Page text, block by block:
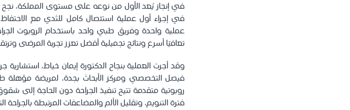
في إنجاز يُعد الأول من نوعه على مستوى المملكة،
في إجراء أول عملية استئصال كامل للثدي مع الاحتفاظ
عملية واحدة وفريق طبي واحد باستخدام الروبوت
تعافيًا أسرع ونتائج تجميلية أفضل تعزز تجربة المرضى
وقد أجرت العملية بنجاح الدكتورة إيمان خياط، استشارية
فيصل التخصصي ومركز الأبحاث بجدة، لمريضة مؤهلة
روبوتية متقدمة تتيح تنفيذ الجراحة دون الحاجة
فترة التنويم، وتقليل الألم والمضاعفات المرتبطة بالجراحة